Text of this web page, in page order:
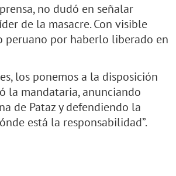
no dudó en señalar
de la masacre. Con visible
por haberlo liberado en
los ponemos a la disposición
la mandataria, anunciando
de Pataz y defendiendo la
está la responsabilidad”.